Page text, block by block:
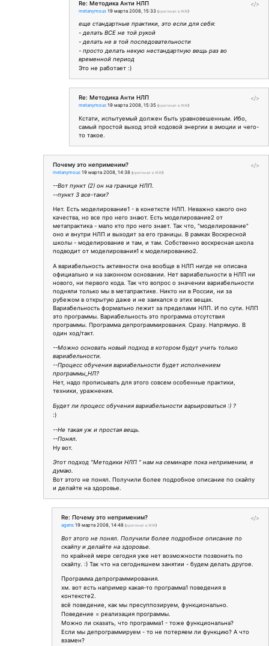
</>
Re: Методика Анти НЛП
metanymous 19 марта 2008, 15:33 (оригинал в ЖЖ)
еще стандартные практики, это если для себя:
- делать ВСЕ не той рукой
- делать не в той последовательности
- просто делать некую нестандартную вещь раз во
временной период
Это не работает :)
</>
Re: Методика Анти НЛП
metanymous 19 марта 2008, 15:35 (оригинал в ЖЖ)
Кстати, испытуемый должен быть уравновешенным. Ибо,
самый простой выход этой кодовой энергии в эмоции и чего-
то такое.
</>
Почему это неприменим?
metanymous 19 марта 2008, 14:38 (оригинал в ЖЖ)
--Вот пункт (2) он на границе НЛП.
--пункт 3 все-таки?
Нет. Есть моделирование1 - в конетксте НЛП. Неважно какого оно
качества, но все про него знают. Есть моделирование2 от
метапрактика - мало кто про него знает. Так что, "моделирование"
оно и внутри НЛП и выходит за его границы. В рамках Воскресной
школы - моделирование и там, и там. Собственно воскресная школа
подводит от моделирования1 к моделированию2.
А вариабельность активности она вообще в НЛП нигде не описана
официально и на законном основании. Нет вариабельности в НЛП ни
нового, ни первого кода. Так что вопрос о значении вариабельности
подняли только мы в метапрактике. Никто ни в России, ни за
рубежом в открытую даже и не заикался о этих вещах.
Вариабельность формально лежит за пределами НЛП. И по сути. НЛП
это программы. Вариабельность это программа отсутствия
программы. Программа депрограммирования. Сразу. Напрямую. В
один ход/такт.
--Можно основать новый подход в котором будут учить только
вариабельности.
--Процесс обучения вариабельности будет исполнением
программы_НЛ?
Нет, надо прописывать для этого совсем особенные практики,
техники, уражнения.
Будет ли процесс обучения вариабельности варьироваться :) ?
:)
--Не такая уж и простая вещь.
--Понял.
Ну вот.
Этот подход "Методики НЛП " нам на семинаре пока неприменим, я
думаю.
Вот этого не понял. Получили более подробное описание по скайпу
и делайте на здоровье.
</>
Re: Почему это неприменим?
agens 19 марта 2008, 14:48 (оригинал в ЖЖ)
Вот этого не понял. Получили более подробное описание по
скайпу и делайте на здоровье.
по крайней мере сегодня уже нет возможности позвонить по
скайпу. :) Так что на сегодняшнем занятии - будем делать другое.
Программа депрограммирования.
хм. вот есть например какая-то программа1 поведения в
контексте2.
всё поведение, как мы пресуппозируем, функционально.
Поведение = реализация программы.
Можно ли сказать, что программа1 - тоже функциональна?
Если мы депрограммируем - то не потеряем ли функцию? А что
взамен?